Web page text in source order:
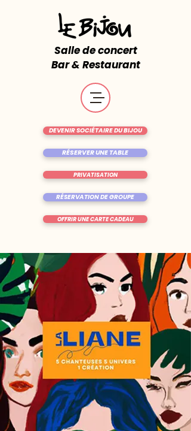
Salle de concert
Bar & Restaurant
RÉSERVER UNE TABLE
OFFRIR UNE CARTE CADEAU
DEVENIR SOCIÉTAIRE DU BIJOU
RÉSERVATION DE GROUPE
PRIVATISATION